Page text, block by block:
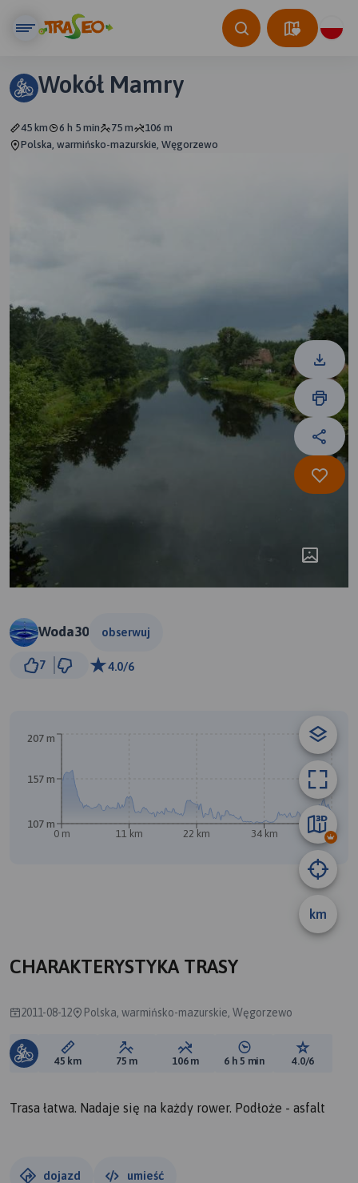
Wokół Mamry
45 km 6 h 5 min 75 m
106 m
Polska, warmińsko-mazurskie, Węgorzewo
Woda30 obserwuj
7 4.0/6
km
0 m 11 km 22 km 34 km 45 km
107 m
157 m
207 m
CHARAKTERYSTYKA TRASY
2011-08-12 Polska, warmińsko-mazurskie, Węgorzewo
Długość trasy:
45 km Suma przewyższeń:
75 m Suma spadków:
106 m Średni czas potrzebny
6 h 5 min Ocena
4.0/6
Trasa łatwa. Nadaje się na każdy rower. Podłoże - asfalt
dojazd umieść